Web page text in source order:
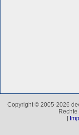
Copyright © 2005-2026
[